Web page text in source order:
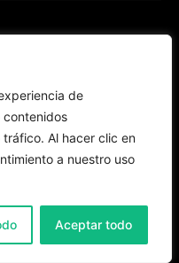
de
contenidos
Al hacer clic en
a nuestro uso
Aceptar todo